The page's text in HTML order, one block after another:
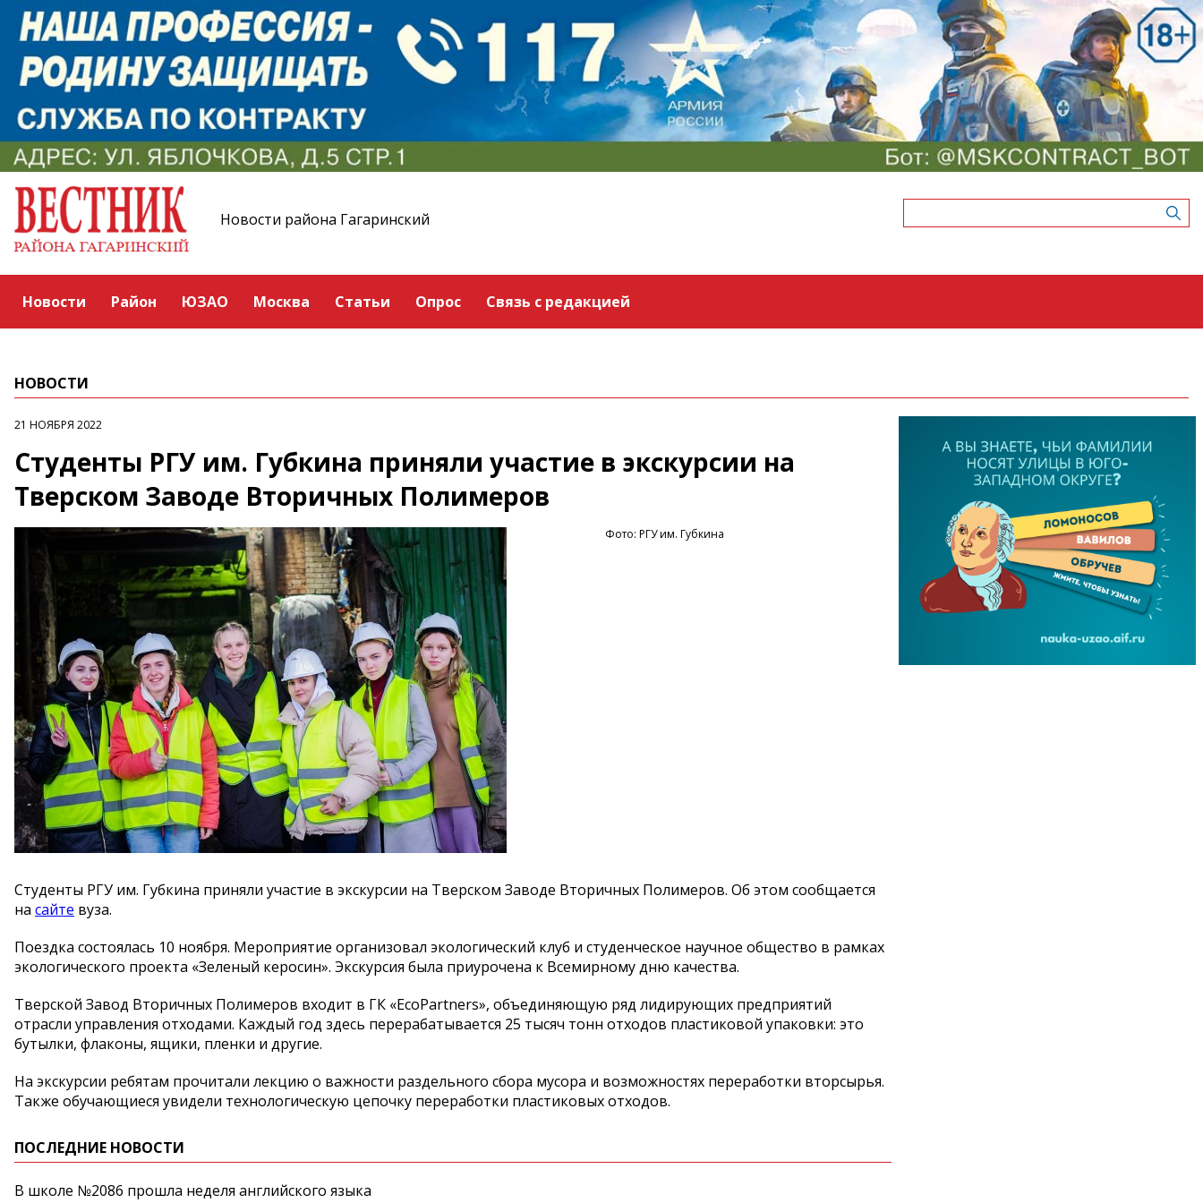
Новости района Гагаринский
Новости Район ЮЗАО Москва Статьи Опрос Связь с редакцией
НОВОСТИ
21 НОЯБРЯ 2022
Студенты РГУ им. Губкина приняли участие в экскурсии на
Тверском Заводе Вторичных Полимеров
Фото: РГУ им. Губкина
Студенты РГУ им. Губкина приняли участие в экскурсии на Тверском Заводе Вторичных Полимеров. Об этом сообщается
на сайте вуза.
Поездка состоялась 10 ноября. Мероприятие организовал экологический клуб и студенческое научное общество в рамках
экологического проекта «Зеленый керосин». Экскурсия была приурочена к Всемирному дню качества.
Тверской Завод Вторичных Полимеров входит в ГК «EcoPartners», объединяющую ряд лидирующих предприятий
отрасли управления отходами. Каждый год здесь перерабатывается 25 тысяч тонн отходов пластиковой упаковки: это
бутылки, флаконы, ящики, пленки и другие.
На экскурсии ребятам прочитали лекцию о важности раздельного сбора мусора и возможностях переработки вторсырья.
Также обучающиеся увидели технологическую цепочку переработки пластиковых отходов.
ПОСЛЕДНИЕ НОВОСТИ
В школе №2086 прошла неделя английского языка